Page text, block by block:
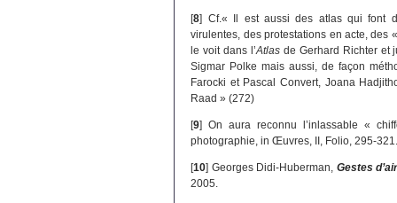
[8] Cf.« Il est aussi des atlas qui font
virulentes, des protestations en acte, des
le voit dans l’Atlas de Gerhard Richter et
Sigmar Polke mais aussi, de façon
Farocki et Pascal Convert, Joana
Raad » (272)
[9]On aura reconnu l’inlassable «
photographie, in Œuvres, II, Folio, 295-
[10] Georges Didi-Huberman, Gestes
2005.